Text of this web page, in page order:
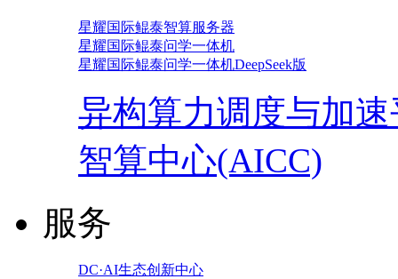
星耀国际鲲泰智算服务器
星耀国际鲲泰问学一体机
星耀国际鲲泰问学一体机DeepSeek版
异构算力调度与加
智算中心(AICC)
服务
DC·AI生态创新中心